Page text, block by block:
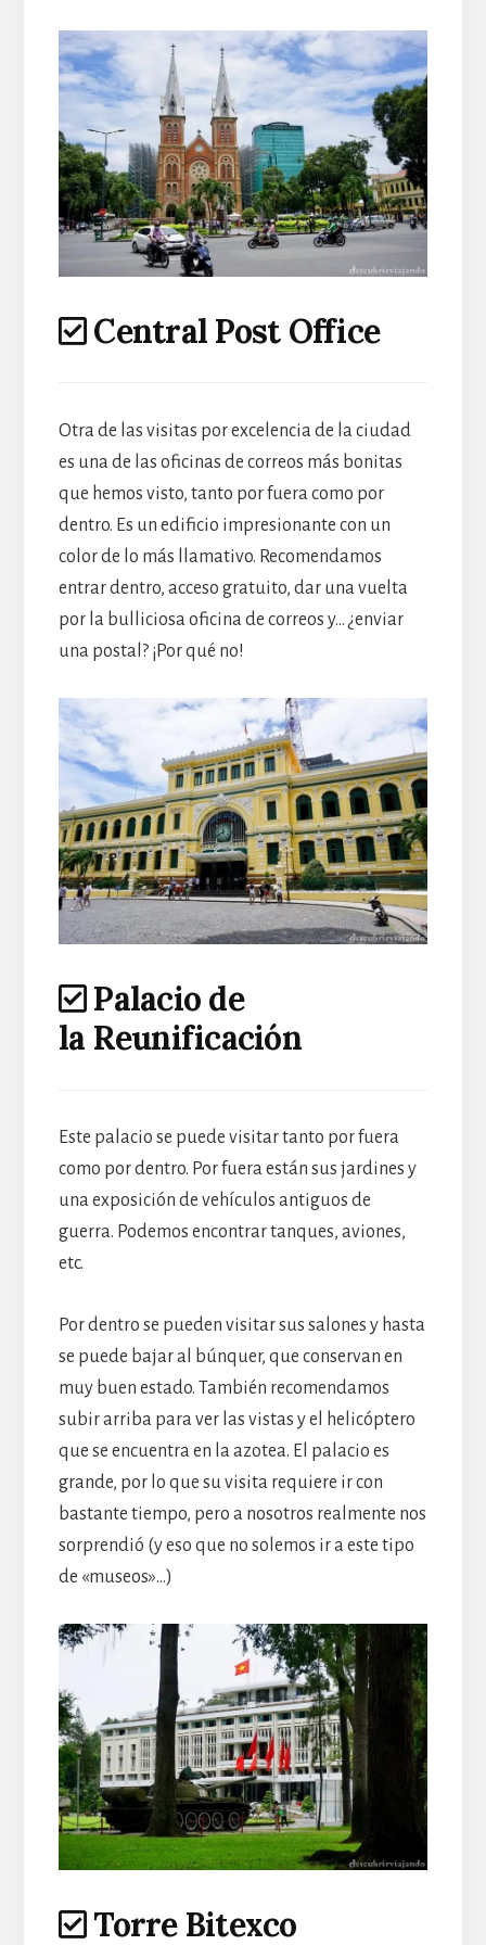
Central Post Office
Otra de las visitas por excelencia de la ciudad
es una de las oficinas de correos más bonitas
que hemos visto, tanto por fuera como por
dentro. Es un edificio impresionante con un
color de lo más llamativo. Recomendamos
entrar dentro, acceso gratuito, dar una vuelta
por la bulliciosa oficina de correos y… ¿enviar
una postal? ¡Por qué no!
Palacio de
la Reunificación
Este palacio se puede visitar tanto por fuera
como por dentro. Por fuera están sus jardines y
una exposición de vehículos antiguos de
guerra. Podemos encontrar tanques, aviones,
etc.
Por dentro se pueden visitar sus salones y hasta
se puede bajar al búnquer, que conservan en
muy buen estado. También recomendamos
subir arriba para ver las vistas y el helicóptero
que se encuentra en la azotea. El palacio es
grande, por lo que su visita requiere ir con
bastante tiempo, pero a nosotros realmente nos
sorprendió (y eso que no solemos ir a este tipo
de «museos»…)
Torre Bitexco